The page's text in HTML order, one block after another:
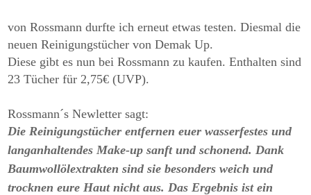
von Rossmann durfte ich erneut etwas testen. Diesmal die
neuen Reinigungstücher von Demak Up.
Diese gibt es nun bei Rossmann zu kaufen. Enthalten sind
23 Tücher für 2,75€ (UVP).
Rossmann´s Newletter sagt:
Die Reinigungstücher entfernen euer wasserfestes und
langanhaltendes Make-up sanft und schonend. Dank
Baumwollölextrakten sind sie besonders weich und
trocknen eure Haut nicht aus. Das Ergebnis ist ein